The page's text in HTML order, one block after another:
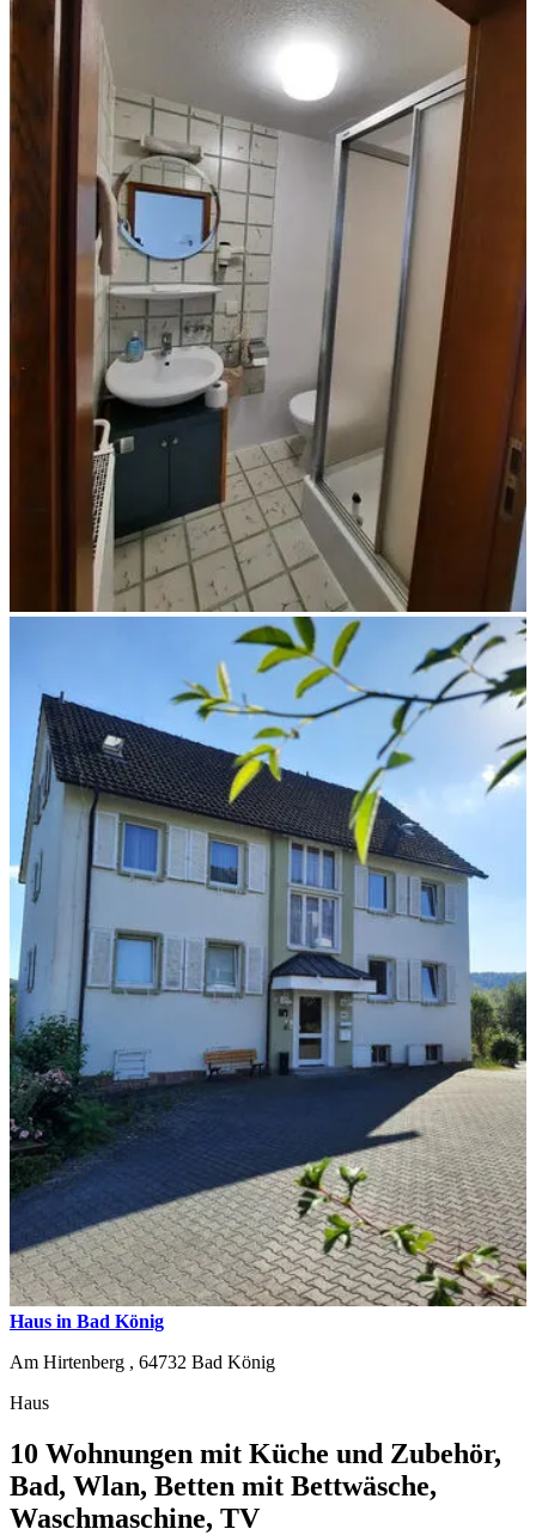
Haus in Bad König
Am Hirtenberg , 64732 Bad König
Haus
10 Wohnungen mit Küche und Zubehör,
Bad, Wlan, Betten mit Bettwäsche,
Waschmaschine, TV